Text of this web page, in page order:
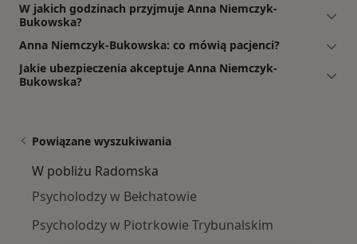
W jakich godzinach przyjmuje Anna Niemczyk-
Bukowska?
Anna Niemczyk-Bukowska: co mówią pacjenci?
Jakie ubezpieczenia akceptuje Anna Niemczyk-
Bukowska?
Powiązane wyszukiwania
W pobliżu Radomska
Psycholodzy w Bełchatowie
Psycholodzy w Piotrkowie Trybunalskim